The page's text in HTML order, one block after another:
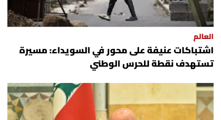
شروط الإشتراك
Digital solutions by
العالم
اشتباكات عنيفة على محور في السويداء: مسيرة
تستهدف نقطة للحرس الوطني